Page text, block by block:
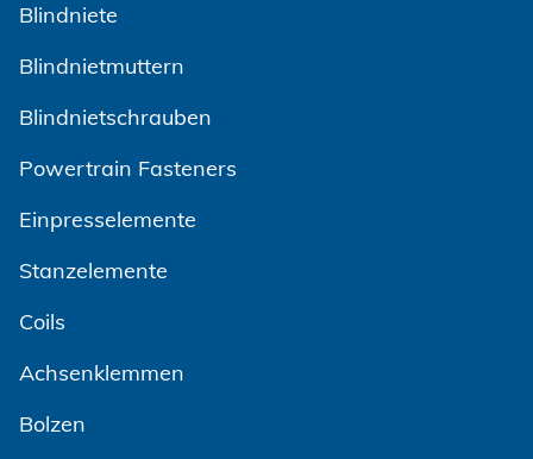
Blindniete
Blindnietmuttern
Blindnietschrauben
Powertrain Fasteners
Einpresselemente
Stanzelemente
Coils
Achsenklemmen
Bolzen